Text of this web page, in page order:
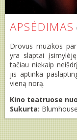
APSĖDIMAS
Drovus muzikos
yra slaptai
tačiau niekaip
jis aptinka
vieną norą.
Kino teatruose
Sukurta: